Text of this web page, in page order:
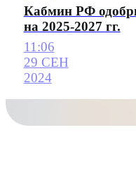
Кабмин РФ
на 2025-2027 гг.
11:06
29 СЕН
2024